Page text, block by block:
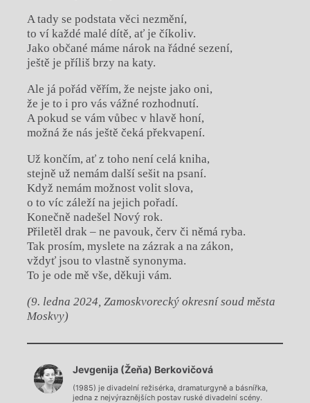
A tady se podstata věci nezmění,
to ví každé malé dítě, ať je číkoliv.
Jako občané máme nárok na řádné sezení,
ještě je příliš brzy na katy.
Ale já pořád věřím, že nejste jako oni,
že je to i pro vás vážné rozhodnutí.
A pokud se vám vůbec v hlavě honí,
možná že nás ještě čeká překvapení.
Už končím, ať z toho není celá kniha,
stejně už nemám další sešit na psaní.
Když nemám možnost volit slova,
o to víc záleží na jejich pořadí.
Konečně nadešel Nový rok.
Přiletěl drak – ne pavouk, červ či němá ryba.
Tak prosím, myslete na zázrak a na zákon,
vždyť jsou to vlastně synonyma.
To je ode mě vše, děkuji vám.
(9. ledna 2024, Zamoskvorecký okresní soud města
Moskvy)
Chviličku.
Načítá se.
Jevgenija (Žeňa) Berkovičová
(1985) je divadelní režisérka, dramaturgyně a básnířka,
jedna z nejvýraznějších postav ruské divadelní scény.